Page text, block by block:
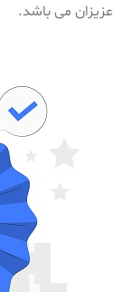
عزیزان می باشد.